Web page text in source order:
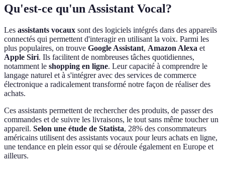
Qu'est-ce qu'un Assistant Vocal?
Les assistants vocaux sont des logiciels intégrés dans des appareils
connectés qui permettent d'interagir en utilisant la voix. Parmi les
plus populaires, on trouve Google Assistant, Amazon Alexa et
Apple Siri. Ils facilitent de nombreuses tâches quotidiennes,
notamment le shopping en ligne. Leur capacité à comprendre le
langage naturel et à s'intégrer avec des services de commerce
électronique a radicalement transformé notre façon de réaliser des
achats.
Ces assistants permettent de rechercher des produits, de passer des
commandes et de suivre les livraisons, le tout sans même toucher un
appareil. Selon une étude de Statista, 28% des consommateurs
américains utilisent des assistants vocaux pour leurs achats en ligne,
une tendance en plein essor qui se déroule également en Europe et
ailleurs.